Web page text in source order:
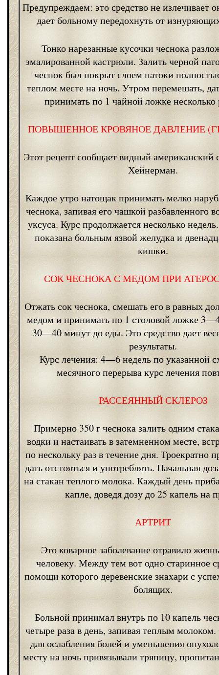
Предупреждаем: это средство не излечивает
дает больному передохнуть от
Тонко нарезанные кусочки чеснока
эмалированной кастрюли. Залить черной
чеснок был покрыт слоем патоки
теплом месте на ночь. Утром перемешать,
принимать по 1 чайной ложке несколько
ПОВЫШЕННОЕ КРОВЯНОЕ ДАВЛЕНИЕ
Этот рецепт сообщает видный американский
Хейнерман.
Каждое утро натощак принимать мелко
чеснока, запивая его чашкой разбавленного
уксуса. Курс продолжается несколько
показана больным язвой желудка и
кишки.
СОК ЧЕСНОКА С МЕДОМ ПРИ
Отжать сок чеснока, смешать его в равных
медом и принимать по 1 столовой ложке 3—4
30—40 минут до еды. Это средство дает
результаты.
Курс лечения: 4—6 недель по указанной
месячного перерыва курс лечения
РАССЕЯННЫЙ СКЛЕРОЗ
Примерно 350 г чеснока залить одним
водки и настаивать в затемненном месте,
по нескольку раз в течение дня. Троекратно
дать отстояться и употреблять. Начальная
на стакан теплого молока. Каждый день
капле, доведя дозу до 25 капель на
АРТРИТ
Это коварное заболевание отравило
человеку. Между тем вот одно старинное
помощи которого деревенские знахари с
болящих.
Больной принимал внутрь по 10 капель
четыре раза в день, запивая теплым
для ослабления болей и уменьшения
месту на ночь привязывали тряпицу,